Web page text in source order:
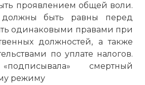
проявлением общей воли.
быть равны перед
одинаковыми правами при
должностей, а также
по уплате налогов.
смертный
режиму